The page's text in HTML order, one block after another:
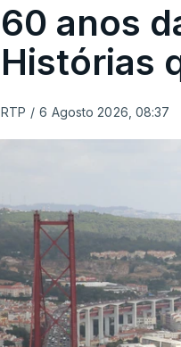
60 anos
Histórias
RTP / 6 Agosto 2026, 08:37